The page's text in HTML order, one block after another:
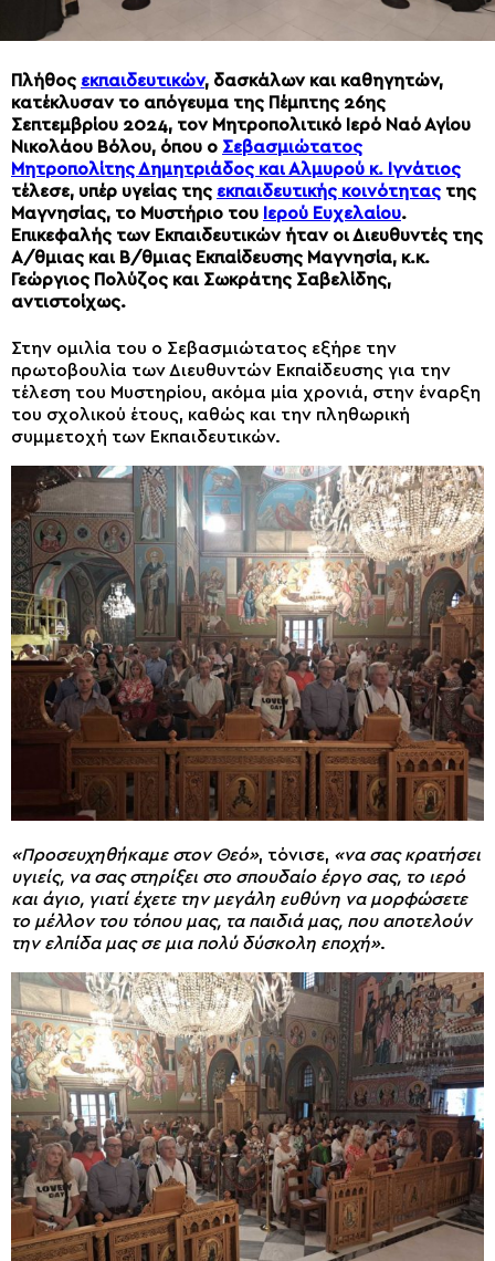
Πλήθος εκπαιδευτικών, δασκάλων και καθηγητών,
κατέκλυσαν το απόγευμα της Πέμπτης 26ης
Σεπτεμβρίου 2024, τον Μητροπολιτικό Ιερό Ναό Αγίου
Νικολάου Βόλου, όπου ο Σεβασμιώτατος
Μητροπολίτης Δημητριάδος και Αλμυρού κ. Ιγνάτιος
τέλεσε, υπέρ υγείας της εκπαιδευτικής κοινότητας της
Μαγνησίας, το Μυστήριο του Ιερού Ευχελαίου.
Επικεφαλής των Εκπαιδευτικών ήταν οι Διευθυντές της
Α/θμιας και Β/θμιας Εκπαίδευσης Μαγνησία, κ.κ.
Γεώργιος Πολύζος και Σωκράτης Σαβελίδης,
αντιστοίχως.
Στην ομιλία του ο Σεβασμιώτατος εξήρε την
πρωτοβουλία των Διευθυντών Εκπαίδευσης για την
τέλεση του Μυστηρίου, ακόμα μία χρονιά, στην έναρξη
του σχολικού έτους, καθώς και την πληθωρική
συμμετοχή των Εκπαιδευτικών.
«Προσευχηθήκαμε στον Θεό», τόνισε, «να σας κρατήσει
υγιείς, να σας στηρίξει στο σπουδαίο έργο σας, το ιερό
και άγιο, γιατί έχετε την μεγάλη ευθύνη να μορφώσετε
το μέλλον του τόπου μας, τα παιδιά μας, που αποτελούν
την ελπίδα μας σε μια πολύ δύσκολη εποχή».